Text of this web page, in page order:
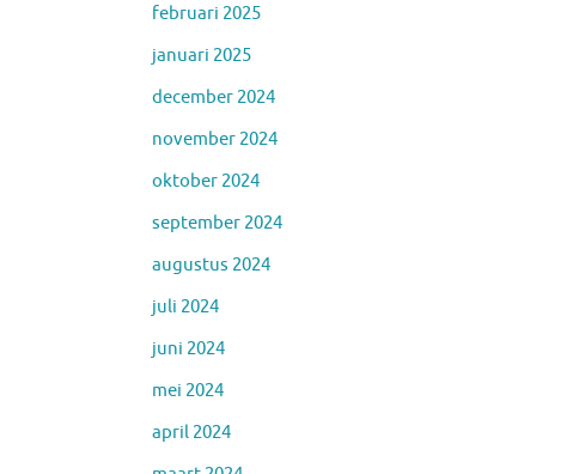
februari 2025
januari 2025
december 2024
november 2024
oktober 2024
september 2024
augustus 2024
juli 2024
juni 2024
mei 2024
april 2024